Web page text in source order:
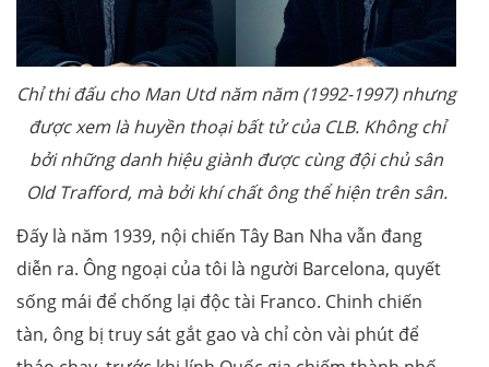
Chỉ thi đấu cho Man Utd năm năm (1992-1997) nhưng
được xem là huyền thoại bất tử của CLB. Không chỉ
bởi những danh hiệu giành được cùng đội chủ sân
Old Trafford, mà bởi khí chất ông thể hiện trên sân.
Đấy là năm 1939, nội chiến Tây Ban Nha vẫn đang
diễn ra. Ông ngoại của tôi là người Barcelona, quyết
sống mái để chống lại độc tài Franco. Chinh chiến
tàn, ông bị truy sát gắt gao và chỉ còn vài phút để